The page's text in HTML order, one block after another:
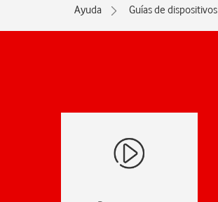
Ayuda Guías de dispositivos